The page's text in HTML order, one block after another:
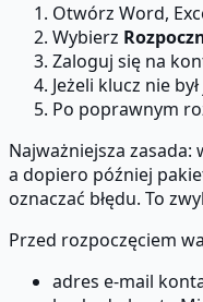
Otwórz Word,
Wybierz
Zaloguj się na
Jeżeli klucz nie
Po poprawnym
Najważniejsza
a dopiero później
oznaczać błędu. To
Przed rozpoczęciem
adres e-mail